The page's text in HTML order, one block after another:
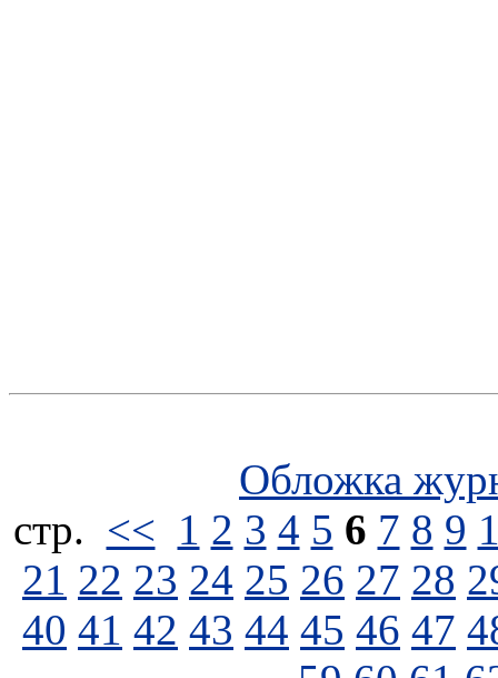
Обложка
стp. << 1 2 3 4 5 6 7 8 9
21 22 23 24 25 26 27 28
40 41 42 43 44 45 46 47